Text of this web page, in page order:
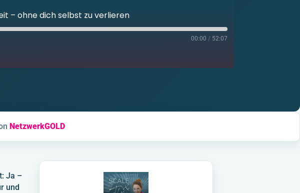
– ohne dich selbst zu verlieren
00:00 / 52:07
NetzwerkGOLD
Ja –
und